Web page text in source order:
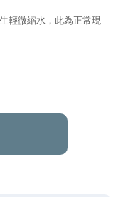
輕微縮水，此為正常現